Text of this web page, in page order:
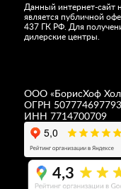
Данный интернет-сайт
является публичной
437 ГК РФ. Для
дилерские центры.
ООО «БорисХоф
ОГРН
ИНН 7714700709
4,3